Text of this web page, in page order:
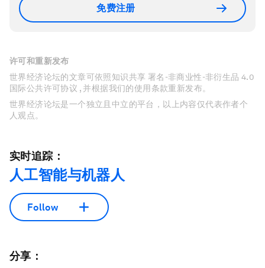
免费注册
许可和重新发布
世界经济论坛的文章可依照知识共享 署名-非商业性-非衍生品 4.0
国际公共许可协议 , 并根据我们的使用条款重新发布。
世界经济论坛是一个独立且中立的平台，以上内容仅代表作者个
人观点。
实时追踪：
人工智能与机器人
Follow
分享：